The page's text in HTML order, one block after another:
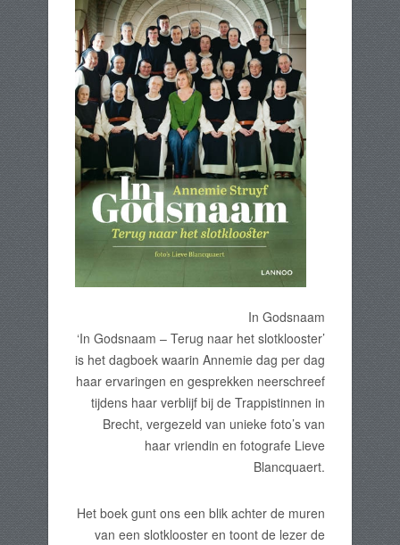
In Godsnaam
‘In Godsnaam – Terug naar het slotklooster’
is het dagboek waarin Annemie dag per dag
haar ervaringen en gesprekken neerschreef
tijdens haar verblijf bij de Trappistinnen in
Brecht, vergezeld van unieke foto’s van
haar vriendin en fotografe Lieve
Blancquaert.
Het boek gunt ons een blik achter de muren
van een slotklooster en toont de lezer de